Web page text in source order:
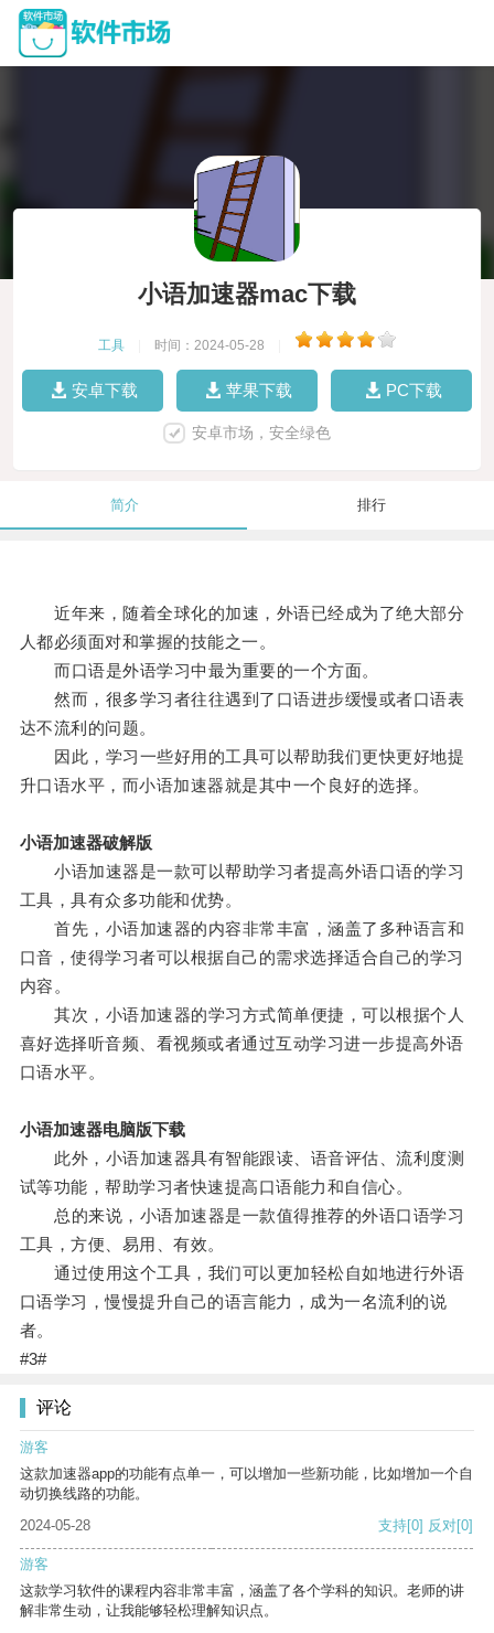
小语加速器mac下载
工具 时间：2024-05-28
安卓下载 苹果下载 PC下载
安卓市场，安全绿色
简介 排行
近年来，随着全球化的加速，外语已经成为了绝大部分
人都必须面对和掌握的技能之一。
而口语是外语学习中最为重要的一个方面。
然而，很多学习者往往遇到了口语进步缓慢或者口语表
达不流利的问题。
因此，学习一些好用的工具可以帮助我们更快更好地提
升口语水平，而小语加速器就是其中一个良好的选择。
小语加速器破解版
小语加速器是一款可以帮助学习者提高外语口语的学习
工具，具有众多功能和优势。
首先，小语加速器的内容非常丰富，涵盖了多种语言和
口音，使得学习者可以根据自己的需求选择适合自己的学习
内容。
其次，小语加速器的学习方式简单便捷，可以根据个人
喜好选择听音频、看视频或者通过互动学习进一步提高外语
口语水平。
小语加速器电脑版下载
此外，小语加速器具有智能跟读、语音评估、流利度测
试等功能，帮助学习者快速提高口语能力和自信心。
总的来说，小语加速器是一款值得推荐的外语口语学习
工具，方便、易用、有效。
通过使用这个工具，我们可以更加轻松自如地进行外语
口语学习，慢慢提升自己的语言能力，成为一名流利的说
者。
#3#
评论
游客
这款加速器app的功能有点单一，可以增加一些新功能，比如增加一个自
动切换线路的功能。
2024-05-28
支持[0] 反对[0]
游客
这款学习软件的课程内容非常丰富，涵盖了各个学科的知识。老师的讲
解非常生动，让我能够轻松理解知识点。